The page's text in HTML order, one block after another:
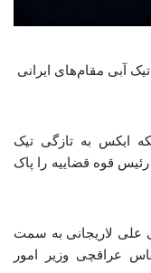
آبی مقام‌های ایرانی
ایکس به تازگی تیک
قوه قضاییه را پاک
علی لاریجانی به سمت
عراقچی وزیر امور